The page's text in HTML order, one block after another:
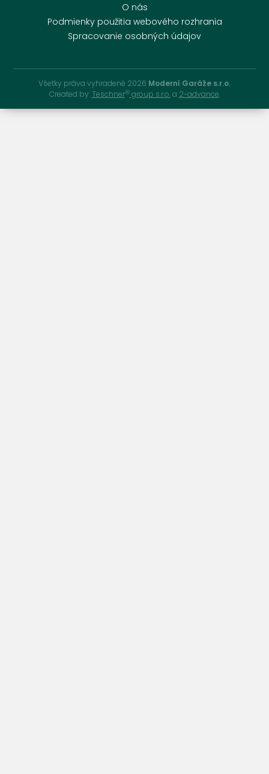
O nás
Podmienky použitia webového rozhrania
Spracovanie osobných údajov
Všetky práva vyhradené 2026 Moderní Garáže s.r.o.
Created by: TeschnerⓇgroup s.r.o.a 2-advance.